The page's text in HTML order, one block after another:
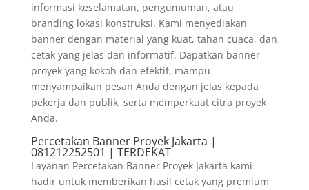
informasi keselamatan, pengumuman, atau
branding lokasi konstruksi. Kami menyediakan
banner dengan material yang kuat, tahan cuaca, dan
cetak yang jelas dan informatif. Dapatkan banner
proyek yang kokoh dan efektif, mampu
menyampaikan pesan Anda dengan jelas kepada
pekerja dan publik, serta memperkuat citra proyek
Anda.
Percetakan Banner Proyek Jakarta |
081212252501 | TERDEKAT
Layanan Percetakan Banner Proyek Jakarta kami
hadir untuk memberikan hasil cetak yang premium